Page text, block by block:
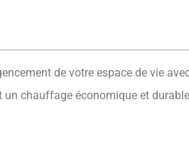
de votre espace de vie
un chauffage économique et